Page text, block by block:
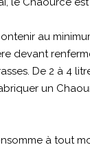
au
devant
De 2 à 4
un
à tout